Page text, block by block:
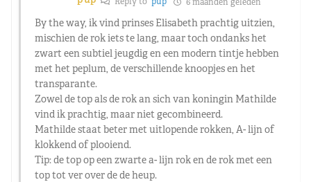
By the way, ik vind prinses Elisabeth prachtig uitzien,
mischien de rok iets te lang, maar toch ondanks het
zwart een subtiel jeugdig en een modern tintje hebben
met het peplum, de verschillende knoopjes en het
transparante.
Zowel de top als de rok an sich van koningin Mathilde
vind ik prachtig, maar niet gecombineerd.
Mathilde staat beter met uitlopende rokken, A- lijn of
klokkend of plooiend.
Tip: de top op een zwarte a- lijn rok en de rok met een
top tot ver over de de heup.